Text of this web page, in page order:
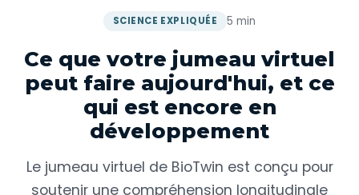
SCIENCE EXPLIQUÉE 5 min
Ce que votre jumeau virtuel
peut faire aujourd'hui, et ce
qui est encore en
développement
Le jumeau virtuel de BioTwin est conçu pour
soutenir une compréhension longitudinale